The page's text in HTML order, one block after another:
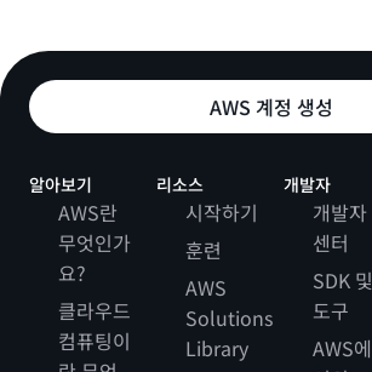
AWS 계정 생성
알아보기
AWS란
무엇인가
요?
클라우드
컴퓨팅이
리소스
시작하기
훈련
AWS
Solutions
Library
개발자
개발자
센터
SDK 및
도구
AWS에